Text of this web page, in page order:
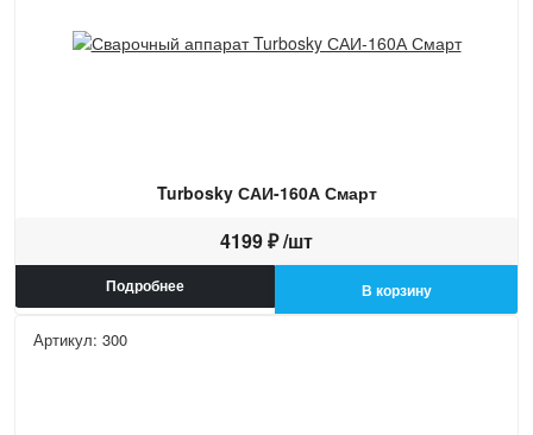
Turbosky САИ-160А Смарт
4199 ₽ /шт
Подробнее В корзину
Артикул: 300